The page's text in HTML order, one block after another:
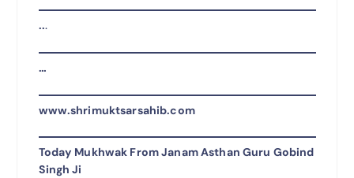
...
…
www.shrimuktsarsahib.com
Today Mukhwak From Janam Asthan Guru Gobind
Singh Ji